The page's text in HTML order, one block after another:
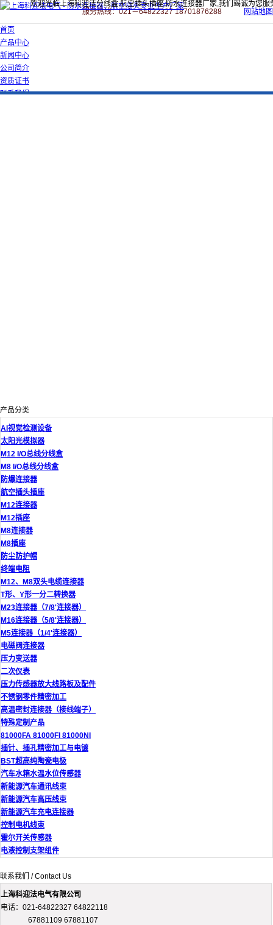
欢迎光临上海科迎法分线盒,航空插头插座,防水连接器厂家,我们竭诚为您服
服务热线：021－64822327 18701876288
网站地图
首页
产品中心
新闻中心
公司简介
资质证书
联系我们
产品分类
AI视觉检测设备
太阳光模拟器
M12 I/O总线分线盒
M8 I/O总线分线盒
防爆连接器
航空插头插座
M12连接器
M12插座
M8连接器
M8插座
防尘防护帽
终端电阻
M12、M8双头电缆连接器
T形、Y形一分二转换器
M23连接器（7/8'连接器）
M16连接器（5/8'连接器）
M5连接器（1/4'连接器）
电磁阀连接器
压力变送器
二次仪表
压力传感器放大线路板及配件
不锈钢零件精密加工
高温密封连接器（接线端子）
特殊定制产品
81000FA 81000FI 81000NI
插针、插孔精密加工与电镀
BST超高纯陶瓷电极
汽车水箱水温水位传感器
新能源汽车通讯线束
新能源汽车高压线束
新能源汽车充电连接器
控制电机线束
霍尔开关传感器
电液控制支架组件
联系我们 / Contact Us
上海科迎法电气有限公司
电话：021-64822327 64822118
67881109 67881107